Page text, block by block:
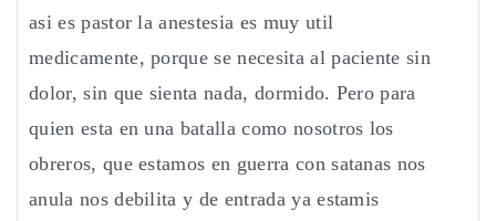
asi es pastor la anestesia es muy util
medicamente, porque se necesita al paciente sin
dolor, sin que sienta nada, dormido. Pero para
quien esta en una batalla como nosotros los
obreros, que estamos en guerra con satanas nos
anula nos debilita y de entrada ya estamis